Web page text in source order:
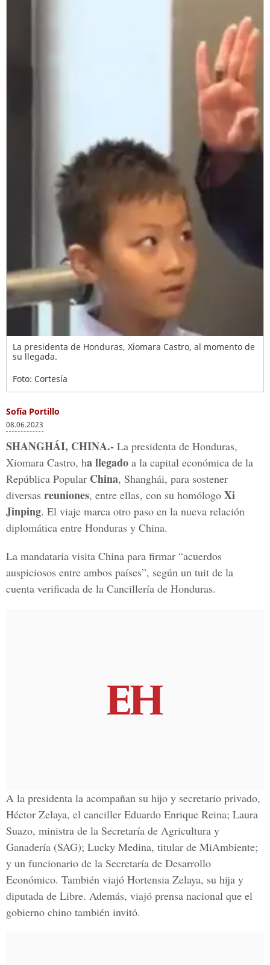
La presidenta de Honduras, Xiomara Castro, al momento de
su llegada.
Foto: Cortesía
Sofía Portillo
08.06.2023
SHANGHÁI, CHINA.- La presidenta de Honduras,
Xiomara Castro, ha llegado a la capital económica de la
República Popular China, Shanghái, para sostener
diversas reuniones, entre ellas, con su homólogo Xi
Jinping. El viaje marca otro paso en la nueva relación
diplomática entre Honduras y China.
La mandataria visita China para firmar “acuerdos
auspiciosos entre ambos países”, según un tuit de la
cuenta verificada de la Cancillería de Honduras.
A la presidenta la acompañan su hijo y secretario privado,
Héctor Zelaya, el canciller Eduardo Enrique Reina; Laura
Suazo, ministra de la Secretaría de Agricultura y
Ganadería (SAG); Lucky Medina, titular de MiAmbiente;
y un funcionario de la Secretaría de Desarrollo
Económico. También viajó Hortensia Zelaya, su hija y
diputada de Libre. Además, viajó prensa nacional que el
gobierno chino también invitó.